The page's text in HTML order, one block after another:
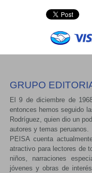
GRUPO
El 9 de diciembre de
entonces hemos seguido
Rodríguez, quien dio un
autores y temas peruanos.
PEISA cuenta
atractivo para lectores de
niños, narraciones
jóvenes y obras de